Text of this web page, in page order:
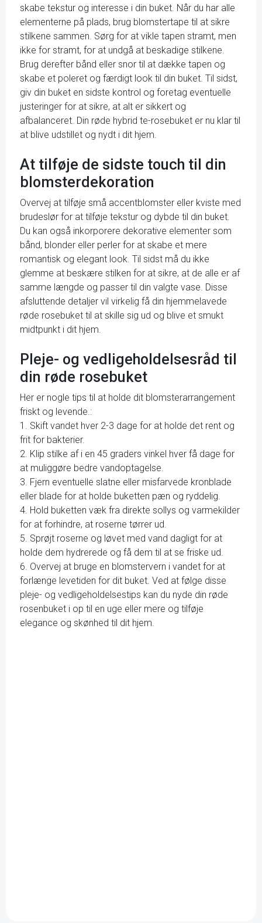
skabe tekstur og interesse i din buket. Når du har alle
elementerne på plads, brug blomstertape til at sikre
stilkene sammen. Sørg for at vikle tapen stramt, men
ikke for stramt, for at undgå at beskadige stilkene.
Brug derefter bånd eller snor til at dække tapen og
skabe et poleret og færdigt look til din buket. Til sidst,
giv din buket en sidste kontrol og foretag eventuelle
justeringer for at sikre, at alt er sikkert og
afbalanceret. Din røde hybrid te-rosebuket er nu klar til
at blive udstillet og nydt i dit hjem.
At tilføje de sidste touch til din
blomsterdekoration
Overvej at tilføje små accentblomster eller kviste med
brudeslør for at tilføje tekstur og dybde til din buket.
Du kan også inkorporere dekorative elementer som
bånd, blonder eller perler for at skabe et mere
romantisk og elegant look. Til sidst må du ikke
glemme at beskære stilken for at sikre, at de alle er af
samme længde og passer til din valgte vase. Disse
afsluttende detaljer vil virkelig få din hjemmelavede
røde rosebuket til at skille sig ud og blive et smukt
midtpunkt i dit hjem.
Pleje- og vedligeholdelsesråd til
din røde rosebuket
Her er nogle tips til at holde dit blomsterarrangement
friskt og levende.:
1. Skift vandet hver 2-3 dage for at holde det rent og
frit for bakterier.
2. Klip stilke af i en 45 graders vinkel hver få dage for
at muliggøre bedre vandoptagelse.
3. Fjern eventuelle slatne eller misfarvede kronblade
eller blade for at holde buketten pæn og ryddelig.
4. Hold buketten væk fra direkte sollys og varmekilder
for at forhindre, at roserne tørrer ud.
5. Sprøjt roserne og løvet med vand dagligt for at
holde dem hydrerede og få dem til at se friske ud.
6. Overvej at bruge en blomstervern i vandet for at
forlænge levetiden for dit buket. Ved at følge disse
pleje- og vedligeholdelsestips kan du nyde din røde
rosenbuket i op til en uge eller mere og tilføje
elegance og skønhed til dit hjem.